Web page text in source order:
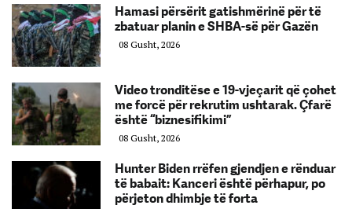
Hamasi përsërit gatishmërinë për të
zbatuar planin e SHBA-së për Gazën
08 Gusht, 2026
Video tronditëse e 19-vjeçarit që çohet
me forcë për rekrutim ushtarak. Çfarë
është “biznesifikimi”
08 Gusht, 2026
Hunter Biden rrëfen gjendjen e rënduar
të babait: Kanceri është përhapur, po
përjeton dhimbje të forta